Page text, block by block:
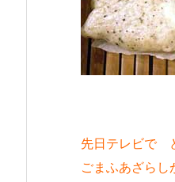
先日テレビで
ごまふあざら